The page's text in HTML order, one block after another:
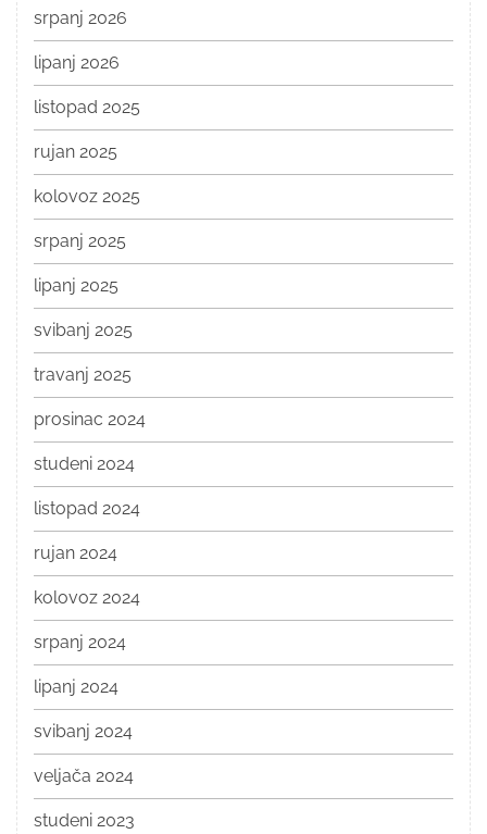
srpanj 2026
lipanj 2026
listopad 2025
rujan 2025
kolovoz 2025
srpanj 2025
lipanj 2025
svibanj 2025
travanj 2025
prosinac 2024
studeni 2024
listopad 2024
rujan 2024
kolovoz 2024
srpanj 2024
lipanj 2024
svibanj 2024
veljača 2024
studeni 2023